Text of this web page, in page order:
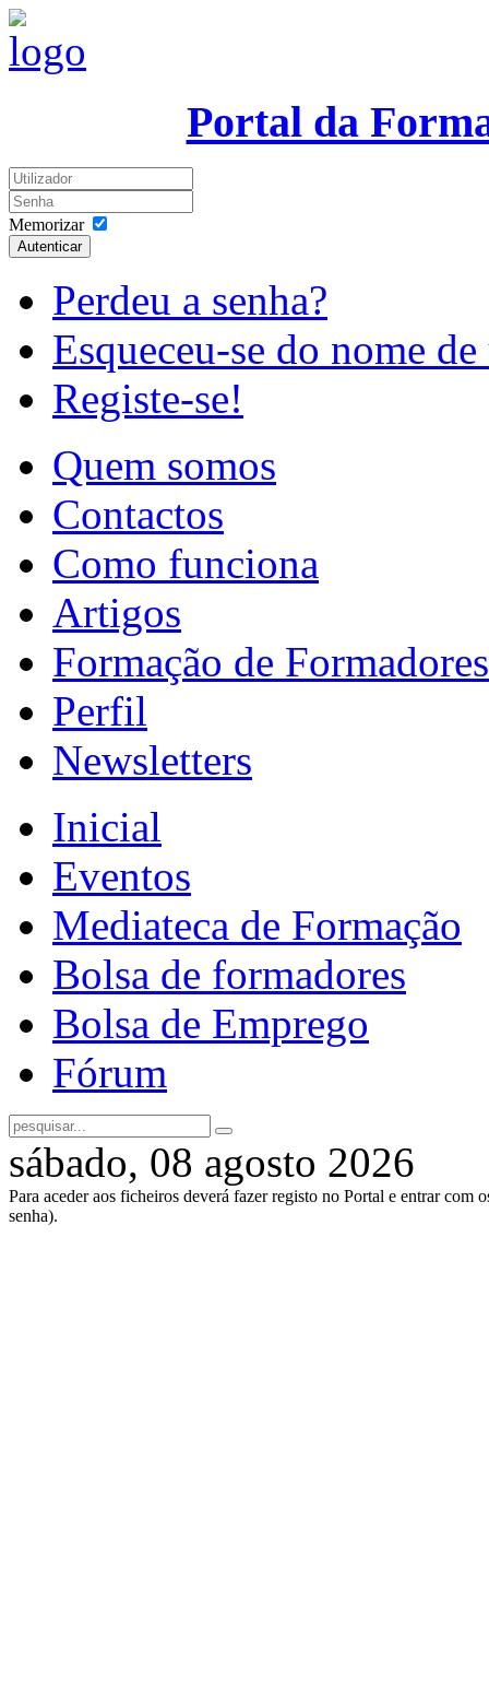
Portal da
Memorizar
Autenticar
Perdeu a senha?
Esqueceu-se do nome
Registe-se!
Quem somos
Contactos
Como funciona
Artigos
Formação de Formadores
Perfil
Newsletters
Inicial
Eventos
Mediateca de Formação
Bolsa de formadores
Bolsa de Emprego
Fórum
sábado, 08 agosto 2026
Para aceder aos ficheiros deverá fazer registo no Portal e entrar com
senha).